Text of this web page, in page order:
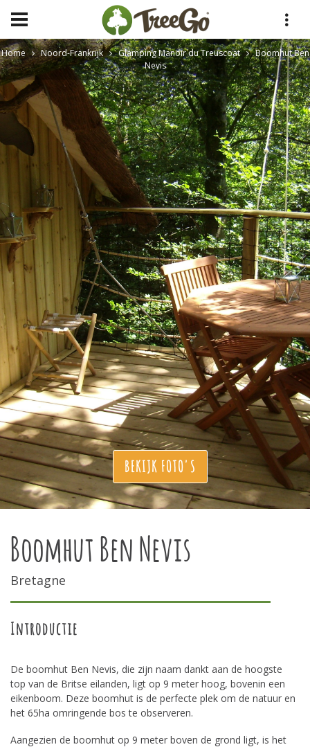
Home Noord-Frankrijk Glamping Manoir du Treuscoat
Boomhut Ben
Nevis
BEKIJK FOTO'S
Boomhut Ben Nevis
Bretagne
Introductie
De boomhut Ben Nevis, die zijn naam dankt aan de hoogste
top van de Britse eilanden, ligt op 9 meter hoog, bovenin een
eikenboom. Deze boomhut is de perfecte plek om de natuur en
het 65ha omringende bos te observeren.
Aangezien de boomhut op 9 meter boven de grond ligt, is het